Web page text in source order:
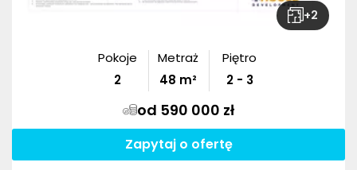
+2
Pokoje
2
Metraż
48 m²
Piętro
2 - 3
od 590 000 zł
Zapytaj o ofertę